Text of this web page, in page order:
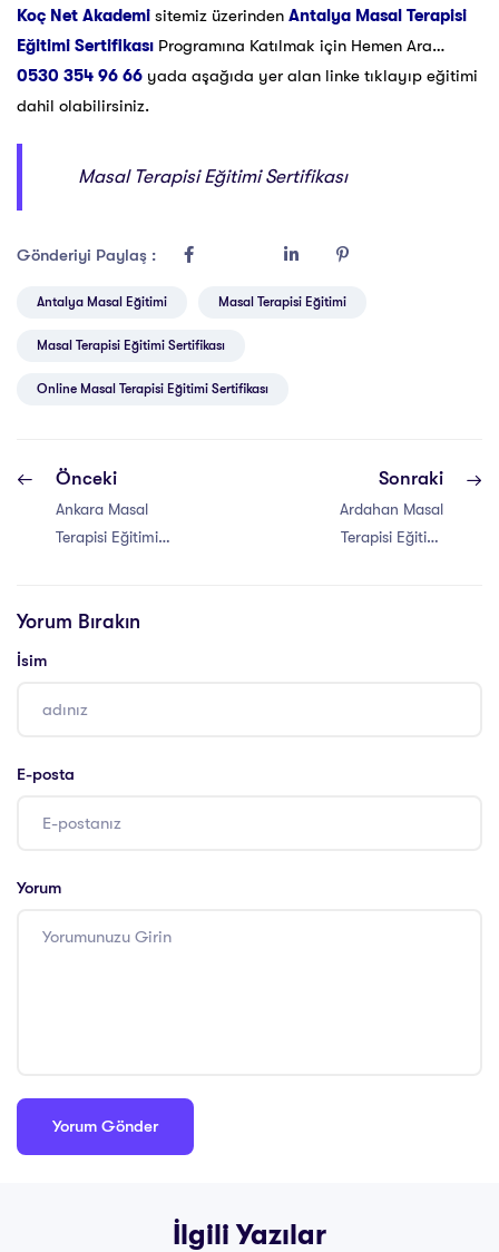
Koç Net Akademi sitemiz üzerinden Antalya Masal Terapisi
Eğitimi Sertifikası Programına Katılmak için Hemen Ara…
0530 354 96 66 yada aşağıda yer alan linke tıklayıp eğitimi
dahil olabilirsiniz.
Masal Terapisi Eğitimi Sertifikası
Gönderiyi Paylaş :
Antalya Masal Eğitimi Masal Terapisi Eğitimi
Masal Terapisi Eğitimi Sertifikası
Online Masal Terapisi Eğitimi Sertifikası
Önceki
Ankara Masal
Terapisi Eğitimi
Sonraki
Ardahan Masal
Terapisi Eğitimi
Yorum Bırakın
İsim
E-posta
Yorum
İlgili Yazılar